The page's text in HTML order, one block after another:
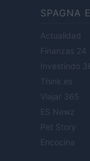
SPAGNA
Actualidad
Finanzas 24
Investindo
Think.es
Viajar 365
ES Newz
Pet Story
Encocina